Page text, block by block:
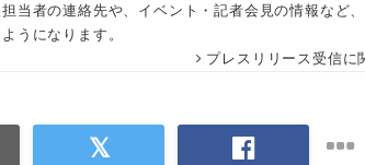
当者の連絡先や、イベント・記者会見の情報など
うになります。
プレスリリース受信に